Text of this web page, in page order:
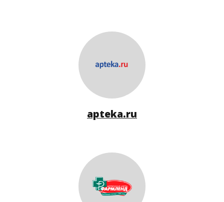
apteka.ru